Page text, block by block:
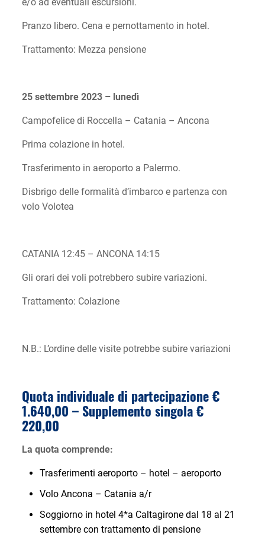
Pranzo libero. Cena e pernottamento in hotel.
Trattamento: Mezza pensione
25 settembre 2023 – lunedì
Campofelice di Roccella – Catania – Ancona
Prima colazione in hotel.
Trasferimento in aeroporto a Palermo.
Disbrigo delle formalità d’imbarco e partenza con
volo Volotea
CATANIA 12:45 – ANCONA 14:15
Gli orari dei voli potrebbero subire variazioni.
Trattamento: Colazione
N.B.: L’ordine delle visite potrebbe subire variazioni
Quota individuale di partecipazione €
1.640,00 – Supplemento singola €
220,00
La quota comprende:
Trasferimenti aeroporto – hotel – aeroporto
Volo Ancona – Catania a/r
Soggiorno in hotel 4*a Caltagirone dal 18 al 21
settembre con trattamento di pensione